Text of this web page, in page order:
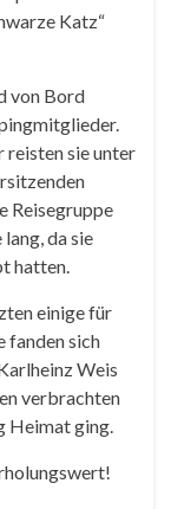
Katz“
von Bord
reisten sie unter
Reisegruppe
da sie
hatten.
einige für
fanden sich
Weis
verbrachten
Heimat ging.